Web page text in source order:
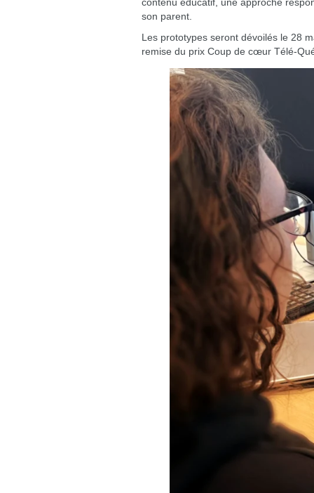
son parent.
Les prototypes seront dévoilés le 28
remise du prix Coup de cœur Télé-